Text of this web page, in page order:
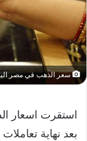
سعر الذهب في مصر
استقرت اسعار
بعد نهاية